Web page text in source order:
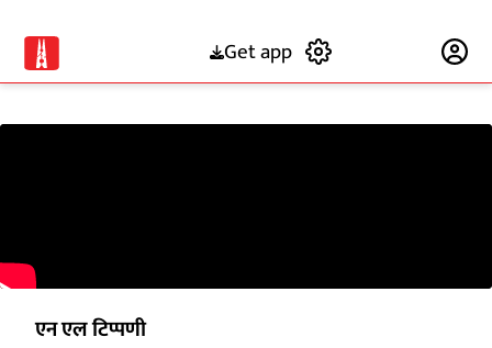
Get app
एन एल टिप्पणी